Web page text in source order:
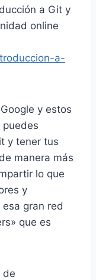
a Git y
online
a-
y estos
puedes
y tener tus
manera más
lo que
y
gran red
que es
de